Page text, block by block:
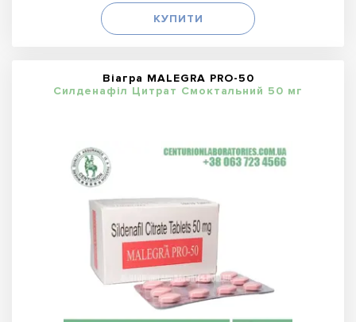
КУПИТИ
Віагра MALEGRA PRO-50
Силденафіл Цитрат Смоктальний 50 мг